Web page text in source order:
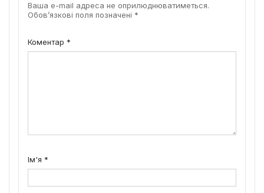
Ваша e-mail адреса не оприлюднюватиметься.
Обов’язкові поля позначені *
Коментар *
Ім'я *